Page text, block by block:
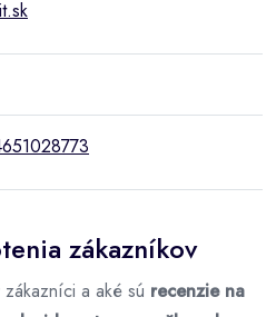
zákazníkov
zákazníci a aké sú recenzie na